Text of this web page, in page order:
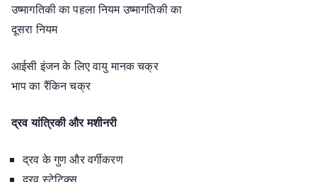
उष्मागतिकी का पहला नियम उष्मागतिकी का
दूसरा नियम
आईसी इंजन के लिए वायु मानक चक्र
भाप का रैंकिन चक्र
द्रव यांत्रिकी और मशीनरी
द्रव के गुण और वर्गीकरण